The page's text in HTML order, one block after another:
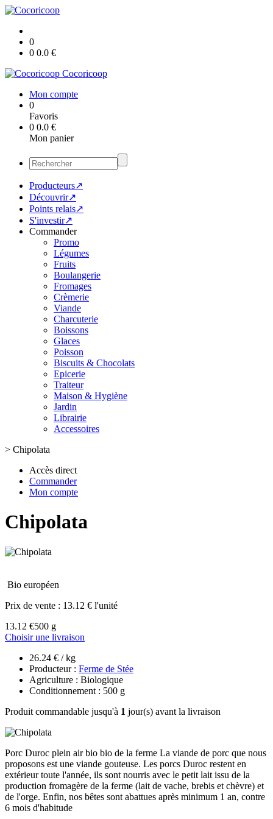
0
0 0.0 €
Cocoricoop
Mon compte
0
Favoris
0 0.0 €
Mon panier
Producteurs↗
Découvrir↗
Points relais↗
S'investir↗
Commander
Promo
Légumes
Fruits
Boulangerie
Fromages
Crèmerie
Viande
Charcuterie
Boissons
Glaces
Poisson
Biscuits & Chocolats
Epicerie
Traiteur
Maison & Hygiène
Jardin
Librairie
Accessoires
> Chipolata
Accès direct
Commander
Mon compte
Chipolata
Bio européen
Prix de vente : 13.12 € l'unité
13.12 €500 g
Choisir une livraison
26.24 € / kg
Producteur : Ferme de Stée
Agriculture : Biologique
Conditionnement : 500 g
Produit commandable jusqu'à 1 jour(s) avant la livraison
Porc Duroc plein air bio bio de la ferme La viande de porc que nous
proposons est une viande gouteuse. Les porcs Duroc restent en
extérieur toute l'année, ils sont nourris avec le petit lait issu de la
production fromagère de la ferme (lait de vache, brebis et chèvre) et
de l'orge. Enfin, nos bêtes sont abattues après minimum 1 an, contre
6 mois d'habitude